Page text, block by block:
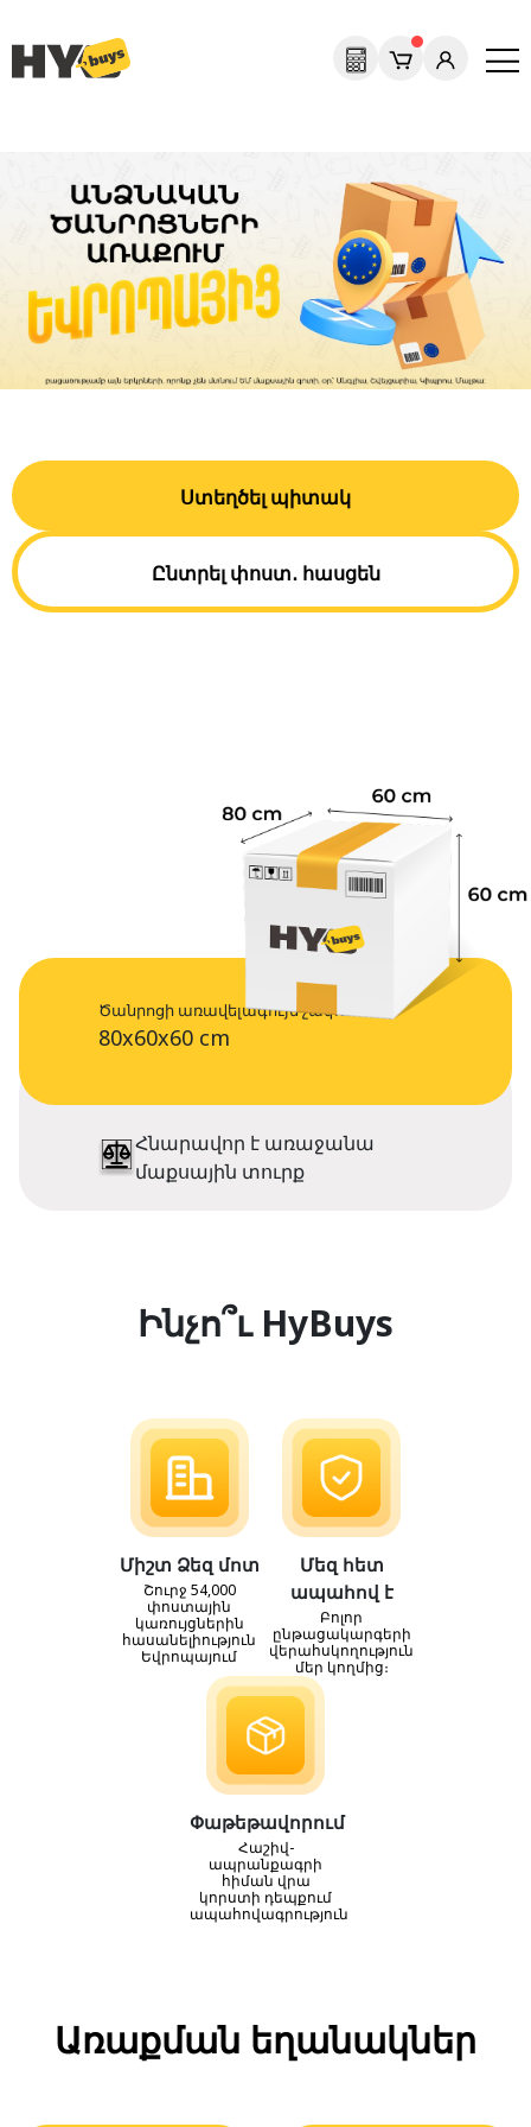
Ստեղծել պիտակ
Ընտրել փոստ․ հասցեն
Ծանրոցի առավելագույն չափս
80x60x60 cm
Հնարավոր է առաջանա
մաքսային տուրք
Ինչո՞ւ HyBuys
Միշտ Ձեզ մոտ
Շուրջ 54,000
փոստային
կառույցներին
հասանելիություն
Եվրոպայում
Մեզ հետ
ապահով է
Բոլոր
ընթացակարգերի
վերահսկողություն
մեր կողմից։
Փաթեթավորում
Հաշիվ-
ապրանքագրի
հիման վրա
կորստի դեպքում
ապահովագրություն
Առաքման եղանակներ